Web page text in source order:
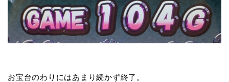
お宝台のわりにはあまり続かず終了。